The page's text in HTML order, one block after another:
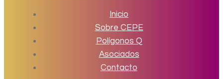
Inicio
Sobre CEPE
Polígonos Q
Asociados
Contacto